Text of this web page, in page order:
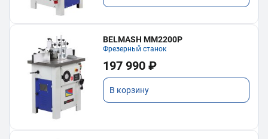
BELMASH MM2200P
Фрезерный станок
197 990 ₽
В корзину